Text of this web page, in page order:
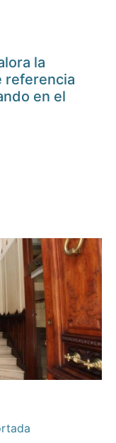
la
referencia
en el